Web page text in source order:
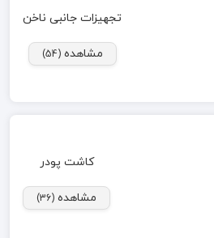
تجهیزات جانبی ناخن
مشاهده (54)
کاشت پودر
مشاهده (36)